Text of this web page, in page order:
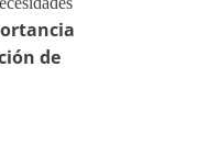
de